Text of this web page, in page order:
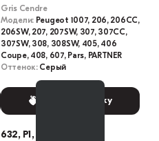
Gris Cendre
Модели: Peugeot 1007, 206, 206CC,
206SW, 207, 207SW, 307, 307CC,
307SW, 308, 308SW, 405, 406
Coupe, 408, 607, Pars, PARTNER
Оттенок: Серый
Выбрать краску
632, P1, KZB, M3P1